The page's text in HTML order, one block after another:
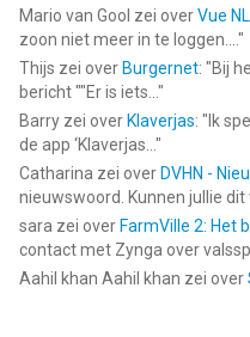
Mario van Gool zei overVue NL
zoon niet meer in te loggen.... "
Thijs zei over Burgernet: "Bij
bericht ""Er is iets... "
Barry zei over Klaverjas: " Ik
de app ‘Klaverjas... "
Catharina zei over DVHN -
nieuwswoord. Kunnen jullie dit
sara zei over FarmVille 2: Het
contact met Zynga over
Aahil khan Aahil khan zei over